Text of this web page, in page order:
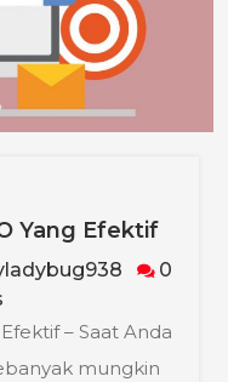
Yang EfektifTips
Yang
0
– Saat Anda
mungkin